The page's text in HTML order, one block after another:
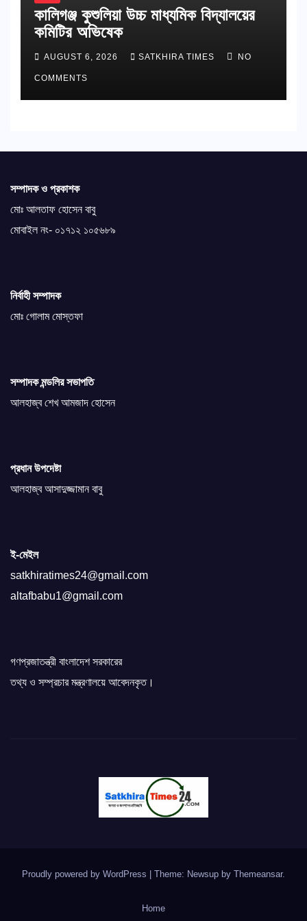
কালিগঞ্জ কুশুলিয়া উচ্চ মাধ্যমিক বিদ্যালয়ের
কমিটির অভিষেক
AUGUST 6, 2026 SATKHIRA TIMES NO
COMMENTS
সম্পাদক ও প্রকাশক
মোঃ আলতাফ হোসেন বাবু
মোবাইল নং- ০১৭১২ ১০৫৬৮৯
নির্বাহী সম্পাদক
মোঃ গোলাম মোস্তফা
সম্পাদক মন্ডলির সভাপতি
আলহাজ্ব শেখ আমজাদ হোসেন
প্রধান উপদেষ্টা
আলহাজ্ব আসাদুজ্জামান বাবু
ই-মেইল
satkhiratimes24@gmail.com
altafbabu1@gmail.com
গণপ্রজাতন্ত্রী বাংলাদেশ সরকারের
তথ্য ও সম্প্রচার মন্ত্রণালয়ে আবেদনকৃত।
Proudly powered by WordPress | Theme: Newsup by Themeansar.
Home